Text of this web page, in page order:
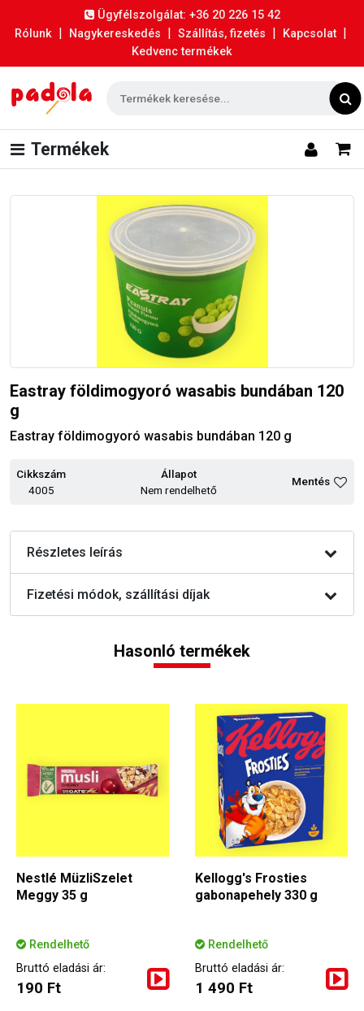
Ügyfélszolgálat: +36 20 226 15 42
Rólunk | Nagykereskedés | Szállítás, fizetés | Kapcsolat |
Kedvenc termékek
Termékek
Eastray földimogyoró wasabis bundában 120
g
Eastray földimogyoró wasabis bundában 120 g
Cikkszám
4005
Állapot
Nem rendelhető
Mentés
Részletes leírás
Fizetési módok, szállítási díjak
Hasonló termékek
Nestlé MüzliSzelet
Meggy 35 g
Rendelhető
Bruttó eladási ár:
190 Ft
Kellogg's Frosties
gabonapehely 330 g
Rendelhető
Bruttó eladási ár:
1 490 Ft